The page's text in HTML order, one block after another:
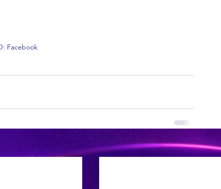
Facebook